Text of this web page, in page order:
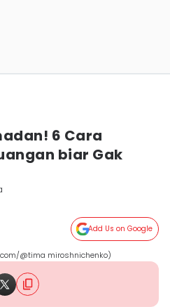
6 Cara
biar Gak
Add Us on Google
@tima miroshnichenko)